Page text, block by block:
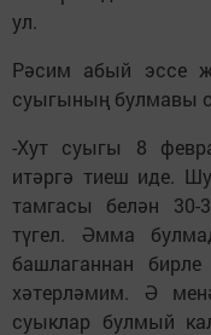
ул.
Рәсим абый эссе
суыгының булмавы
-Хут суыгы 8
итәргә тиеш иде.
тамгасы белән 30-
түгел. Әмма
башлаганнан
хәтерләмим. Ә
суыклар булмый